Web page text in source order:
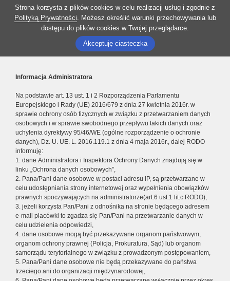
Strona korzysta z plików cookies w celu realizacji usług i zgodnie z
Polityką Prywatności. Możesz określić warunki przechowywania lub
dostępu do plików cookies w Twojej przeglądarce.
Akceptuję ciasteczka
Informacja Administratora
Na podstawie art. 13 ust. 1 i 2 Rozporządzenia Parlamentu
Europejskiego i Rady (UE) 2016/679 z dnia 27 kwietnia 2016r. w
sprawie ochrony osób fizycznych w związku z przetwarzaniem danych
osobowych i w sprawie swobodnego przepływu takich danych oraz
uchylenia dyrektywy 95/46/WE (ogólne rozporządzenie o ochronie
danych), Dz. U. UE. L. 2016.119.1 z dnia 4 maja 2016r., dalej RODO
informuję:
1. dane Administratora i Inspektora Ochrony Danych znajdują się w
linku „Ochrona danych osobowych”,
2. Pana/Pani dane osobowe w postaci adresu IP, są przetwarzane w
celu udostępniania strony internetowej oraz wypełnienia obowiązków
prawnych spoczywających na administratorze(art.6 ust.1 lit.c RODO),
3. jeżeli korzysta Pan/Pani z odnośnika na stronie będącego adresem
e-mail placówki to zgadza się Pan/Pani na przetwarzanie danych w
celu udzielenia odpowiedzi,
4. dane osobowe mogą być przekazywane organom państwowym,
organom ochrony prawnej (Policja, Prokuratura, Sąd) lub organom
samorządu terytorialnego w związku z prowadzonym postępowaniem,
5. Pana/Pani dane osobowe nie będą przekazywane do państwa
trzeciego ani do organizacji międzynarodowej,